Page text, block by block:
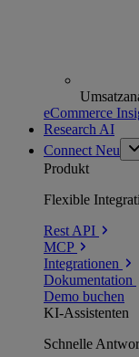
eCommerce
Research AI
Connect Neu
Produkt
Flexible
Rest API
MCP
Integrationen
Dokumentation
Demo buchen
KI-Assistenten
Schnelle